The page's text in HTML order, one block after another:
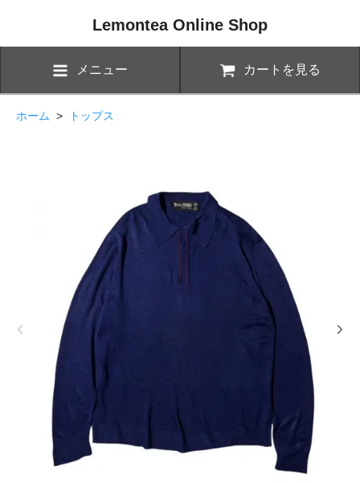
Lemontea Online Shop
メニュー カートを見る
ホーム > トップス